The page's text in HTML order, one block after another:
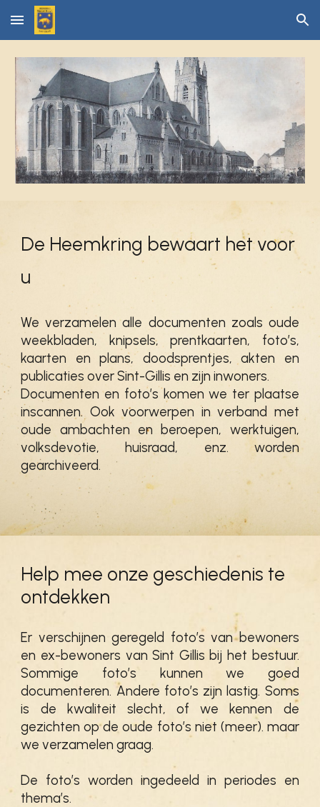
Skip to main content Skip to navigation
De Heemkring bewaart het voor
u
We verzamelen alle documenten zoals oude
weekbladen, knipsels, prentkaarten, foto’s,
kaarten en plans, doodsprentjes, akten en
publicaties over Sint-Gillis en zijn inwoners.
Documenten en foto’s komen we ter plaatse
inscannen. Ook voorwerpen in verband met
oude ambachten en beroepen, werktuigen,
volksdevotie, huisraad, enz. worden
gearchiveerd.
Help mee onze geschiedenis te
ontdekken
Er verschijnen geregeld foto’s van bewoners
en ex-bewoners van Sint Gillis bij het bestuur.
Sommige foto’s kunnen we goed
documenteren. Andere foto’s zijn lastig. Soms
is de kwaliteit slecht, of we kennen de
gezichten op de oude foto’s niet (meer). maar
we verzamelen graag.
De foto’s worden ingedeeld in periodes en
thema’s.